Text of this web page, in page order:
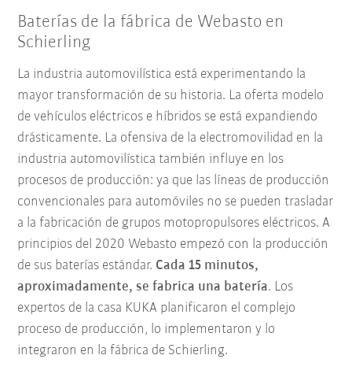
Baterías de la fábrica de Webasto en
Schierling
La industria automovilística está experimentando la
mayor transformación de su historia. La oferta modelo
de vehículos eléctricos e híbridos se está expandiendo
drásticamente. La ofensiva de la electromovilidad en la
industria automovilística también influye en los
procesos de producción: ya que las líneas de producción
convencionales para automóviles no se pueden trasladar
a la fabricación de grupos motopropulsores eléctricos. A
principios del 2020 Webasto empezó con la producción
de sus baterías estándar. Cada 15 minutos,
aproximadamente, se fabrica una batería. Los
expertos de la casa KUKA planificaron el complejo
proceso de producción, lo implementaron y lo
integraron en la fábrica de Schierling.